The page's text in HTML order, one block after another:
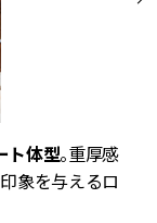
ト体型。重厚感
象を与えるロ